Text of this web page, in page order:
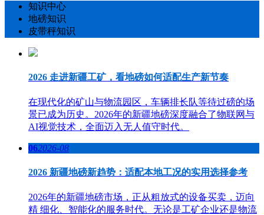
知识中心
地磅知识
皮带秤知识
2026 走进新疆工矿，看地磅如何适配生产新节奏
在现代化的矿山与物流园区，车辆排长队等待过磅的场
景已成为历史。2026年的新疆地磅深度融合了物联网与
AI视觉技术，全面迈入无人值守时代。
062026-08
2026 新疆地磅新趋势：适配本地工况的实用选择参考
2026年的新疆地磅市场，正从粗放式的设备买卖，迈向
精 细化、智能化的服务时代。无论是工矿企业还是物流